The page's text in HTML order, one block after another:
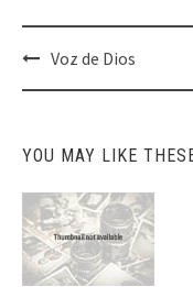
Post
navigation
Voz de Dios
YOU MAY LIKE